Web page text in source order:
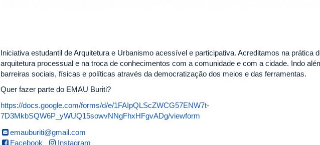
Iniciativa estudantil de Arquitetura e Urbanismo acessível e participativa. Acreditamos na prática
arquitetura processual e na troca de conhecimentos com a comunidade e com a cidade. Indo
barreiras sociais, físicas e políticas através da democratização dos meios e das ferramentas.
Quer fazer parte do EMAU Buriti?
https://docs.google.com/forms/d/e/1FAIpQLScZWCG57ENW7t-
7D3MkbSQW6P_yWUQ15sowvNNgFhxHFgvADg/viewform
emauburiti@gmail.com
Facebook
Instagram